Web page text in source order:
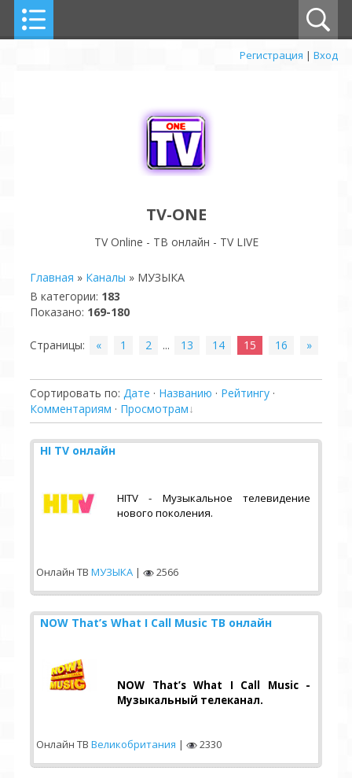
Регистрация | Вход
TV-ONE
TV Online - ТВ онлайн - TV LIVE
Главная » Каналы » МУЗЫКА
В категории: 183
Показано: 169-180
Страницы: « 1 2 ... 13 14 15 16 »
Сортировать по: Дате · Названию · Рейтингу ·
Комментариям · Просмотрам
HI TV онлайн
HITV - Музыкальное телевидение
нового поколения.
Онлайн ТВ МУЗЫКА | 2566
NOW That’s What I Call Music ТВ онлайн
NOW That’s What I Call Music -
Музыкальный телеканал.
Онлайн ТВ Великобритания | 2330